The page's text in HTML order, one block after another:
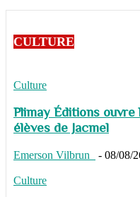
CULTURE
Culture
Plimay Éditions
élèves de Jacmel
Emerson Vilbrun - 08/08/
Culture